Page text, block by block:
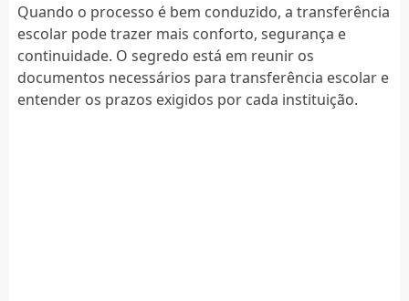
Quando o processo é bem conduzido, a transferência
escolar pode trazer mais conforto, segurança e
continuidade. O segredo está em reunir os
documentos necessários para transferência escolar e
entender os prazos exigidos por cada instituição.